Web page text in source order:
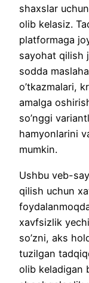
shaxslar
olib kelasiz.
platformaga
sayohat qilish
sodda
o’tkazmalari,
amalga
so’nggi
hamyonlarini
mumkin.
Ushbu veb-
qilish uchun
xavfsizlik
so’zni, aks
tuzilgan
olib keladigan